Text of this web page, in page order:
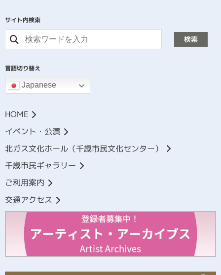
サイト内検索
検索
言語切り替え
Japanese
HOME
イベント・公演
北ガス文化ホール（千歳市民文化センター）
千歳市民ギャラリー
ご利用案内
交通アクセス